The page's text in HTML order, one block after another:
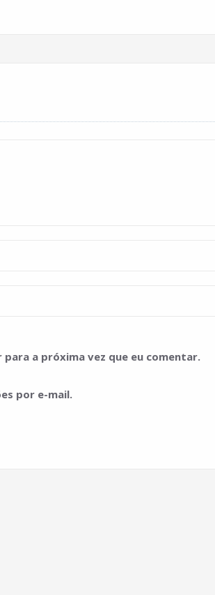
a próxima vez que eu comentar.
por e-mail.